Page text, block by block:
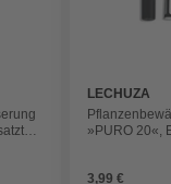
LECHUZA
»PURO 20«,
3,99 €